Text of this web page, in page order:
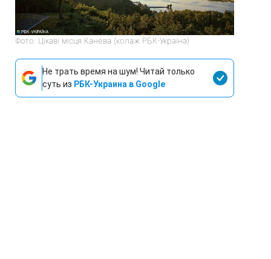
Фото: Цікаві місця Канева (колаж РБК-Україна)
Не трать время на шум! Читай только
суть из РБК-Украина в Google